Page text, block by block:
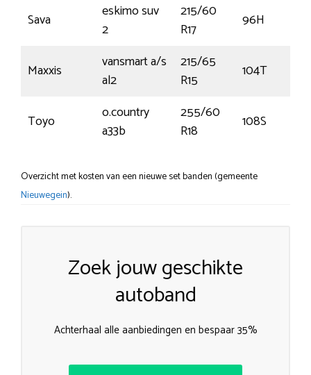
Sava
eskimo suv
2
215/60
R17
96H
Maxxis
vansmart a/s
al2
215/65
R15
104T
Toyo
o.country
a33b
255/60
R18
108S
Overzicht met kosten van een nieuwe set banden (gemeente
Nieuwegein).
Zoek jouw geschikte
autoband
Achterhaal alle aanbiedingen en bespaar 35%